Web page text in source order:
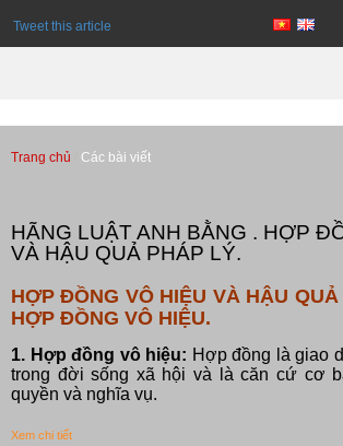
Tweet this article
Trang chủ Các bài viết
HÃNG LUẬT ANH BẰNG . HỢP
VÀ HẬU QUẢ PHÁP LÝ.
HỢP ĐỒNG VÔ HIỆU VÀ HẬU
HỢP ĐỒNG VÔ HIỆU.
1. Hợp đồng vô hiệu: Hợp đồng là giao
trong đời sống xã hội và là căn cứ cơ
quyền và nghĩa vụ.
Xem chi tiết